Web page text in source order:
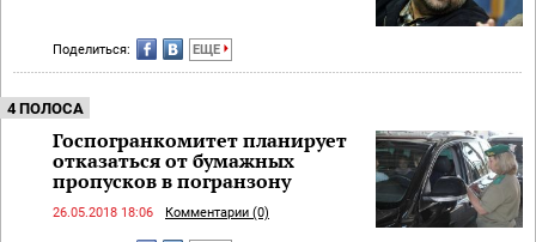
Поделиться: ЕЩЕ
4 ПОЛОСА
Госпогранкомитет планирует
отказаться от бумажных
пропусков в погранзону
26.05.2018 18:06 Комментарии (0)